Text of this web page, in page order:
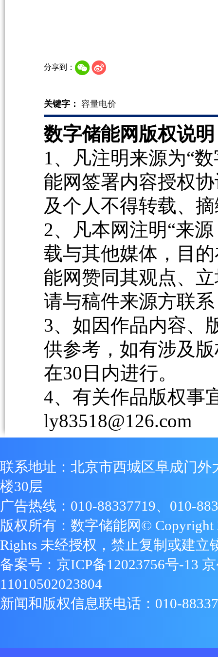
分享到：
关键字： 容量电价
数字储能网版权说
1、凡注明来源为“
能网签署内容授权
及个人不得转载、
2、凡本网注明“来
载与其他媒体，目
能网赞同其观点、
请与稿件来源方联
3、如因作品内容、
供参考，如有涉及
在30日内进行。
4、有关作品版权事
ly83518@126.com
联系地址：北京市西城区阜成门外
楼30层
广告热线：010-88337719、010-
版权所有：数字储能网© Copyright
Rights 未经授权，禁止复制或建立
备案号： 京ICP备12023756号-13
11010502023804
新闻和版权信息联电话：010-